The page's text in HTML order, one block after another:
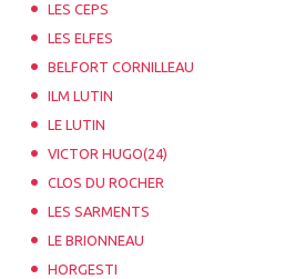
LES CEPS
LES ELFES
BELFORT CORNILLEAU
ILM LUTIN
LE LUTIN
VICTOR HUGO(24)
CLOS DU ROCHER
LES SARMENTS
LE BRIONNEAU
HORGESTI